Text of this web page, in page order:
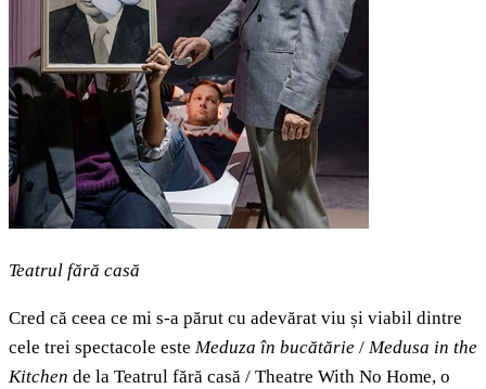
Teatrul fără casă
Cred că ceea ce mi s-a părut cu adevărat viu și viabil dintre
cele trei spectacole este Meduza în bucătărie / Medusa in the
Kitchen de la Teatrul fără casă / Theatre With No Home, o